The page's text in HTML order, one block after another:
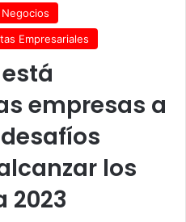
Empresariales
empresas a
los
2023